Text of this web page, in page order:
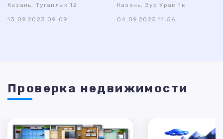
Казань, Туганлык 12
13.09.2023 09:09
Казань, Зур Урам 1к
04.09.2025 11:56
Проверка недвижимости